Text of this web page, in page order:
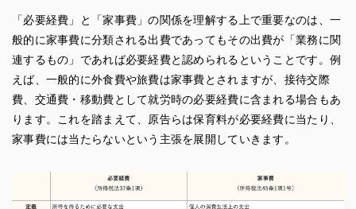
「必要経費」と「家事費」の関係を理解する上で重要なのは、一
般的に家事費に分類される出費であってもその出費が「業務に関
連するもの」であれば必要経費と認められるということです。例
えば、一般的に外食費や旅費は家事費とされますが、接待交際
費、交通費・移動費として就労時の必要経費に含まれる場合もあ
ります。これを踏まえて、原告らは保育料が必要経費に当たり、
家事費には当たらないという主張を展開していきます。